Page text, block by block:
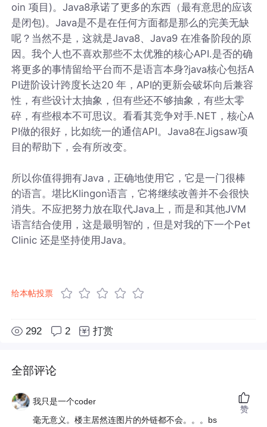
oin 项目)。Java8承诺了更多的东西（最有意思的应该
是闭包)。Java是不是在任何方面都是那么的完美无缺
呢？当然不是，这就是Java8、Java9 在准备阶段的原
因。我个人也不喜欢那些不太优雅的核心API.是否的确
将更多的事情留给平台而不是语言本身?java核心包括A
PI进阶设计跨度长达20 年，API的更新会破坏向后兼容
性，有些设计太抽象，但有些还不够抽象，有些太零
碎，有些根本不可思议。看看其竞争对手.NET，核心A
PI做的很好，比如统一的通信API。Java8在Jigsaw项
目的帮助下，会有所改变。
所以你值得拥有Java，正确地使用它，它是一门很棒
的语言。堪比Klingon语言，它将继续改善并不会很快
消失。不应把努力放在取代Java上，而是和其他JVM
语言结合使用，这是最明智的，但是对我的下一个Pet
Clinic 还是坚持使用Java。
给本帖投票
292 2 打赏
全部评论
我只是一个coder
毫无意义。楼主居然连图片的外链都不会。。。bs
赞